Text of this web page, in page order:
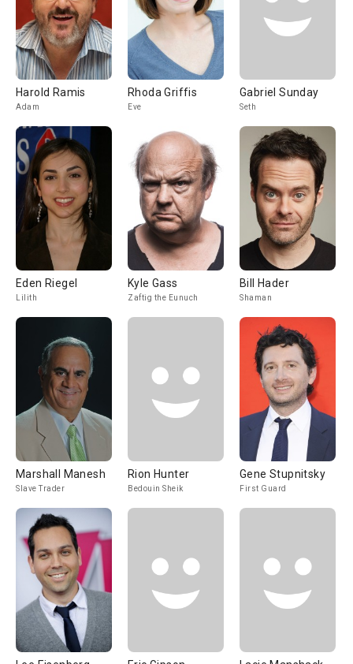
Harold Ramis
Adam
Rhoda Griffis
Eve
Gabriel Sunday
Seth
Eden Riegel
Lilith
Kyle Gass
Zaftig the Eunuch
Bill Hader
Shaman
Marshall Manesh
Slave Trader
Rion Hunter
Bedouin Sheik
Gene Stupnitsky
First Guard